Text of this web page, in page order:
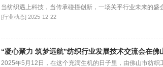
当纺织遇上科技，当传承碰撞创新，一场关乎行业未来的盛
[行业动态] 2025-12-22
“凝心聚力 筑梦远航”纺织行业发展技术交流会在佛
2025年5月12日，在这个充满生机的日子里，由佛山市纺织